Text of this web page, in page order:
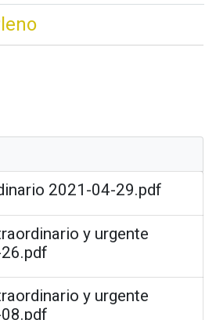
2021-04-29.pdf
y urgente
y urgente